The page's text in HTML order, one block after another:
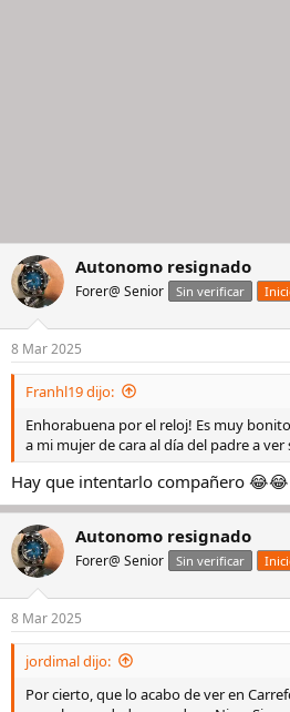
Autonomo resignado
Forer@ Senior Sin verificar
8 Mar 2025
Franhl19 dijo:
Enhorabuena por el reloj! Es muy
a mi mujer de cara al día del padre a
Hay que intentarlo compañero 😂😂
Autonomo resignado
Forer@ Senior Sin verificar
8 Mar 2025
jordimal dijo:
Por cierto, que lo acabo de ver en